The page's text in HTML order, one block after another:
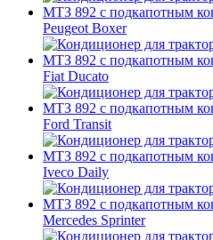
Peugeot Boxer
Fiat Ducato
Ford Transit
Iveco Daily
Mercedes Sprinter